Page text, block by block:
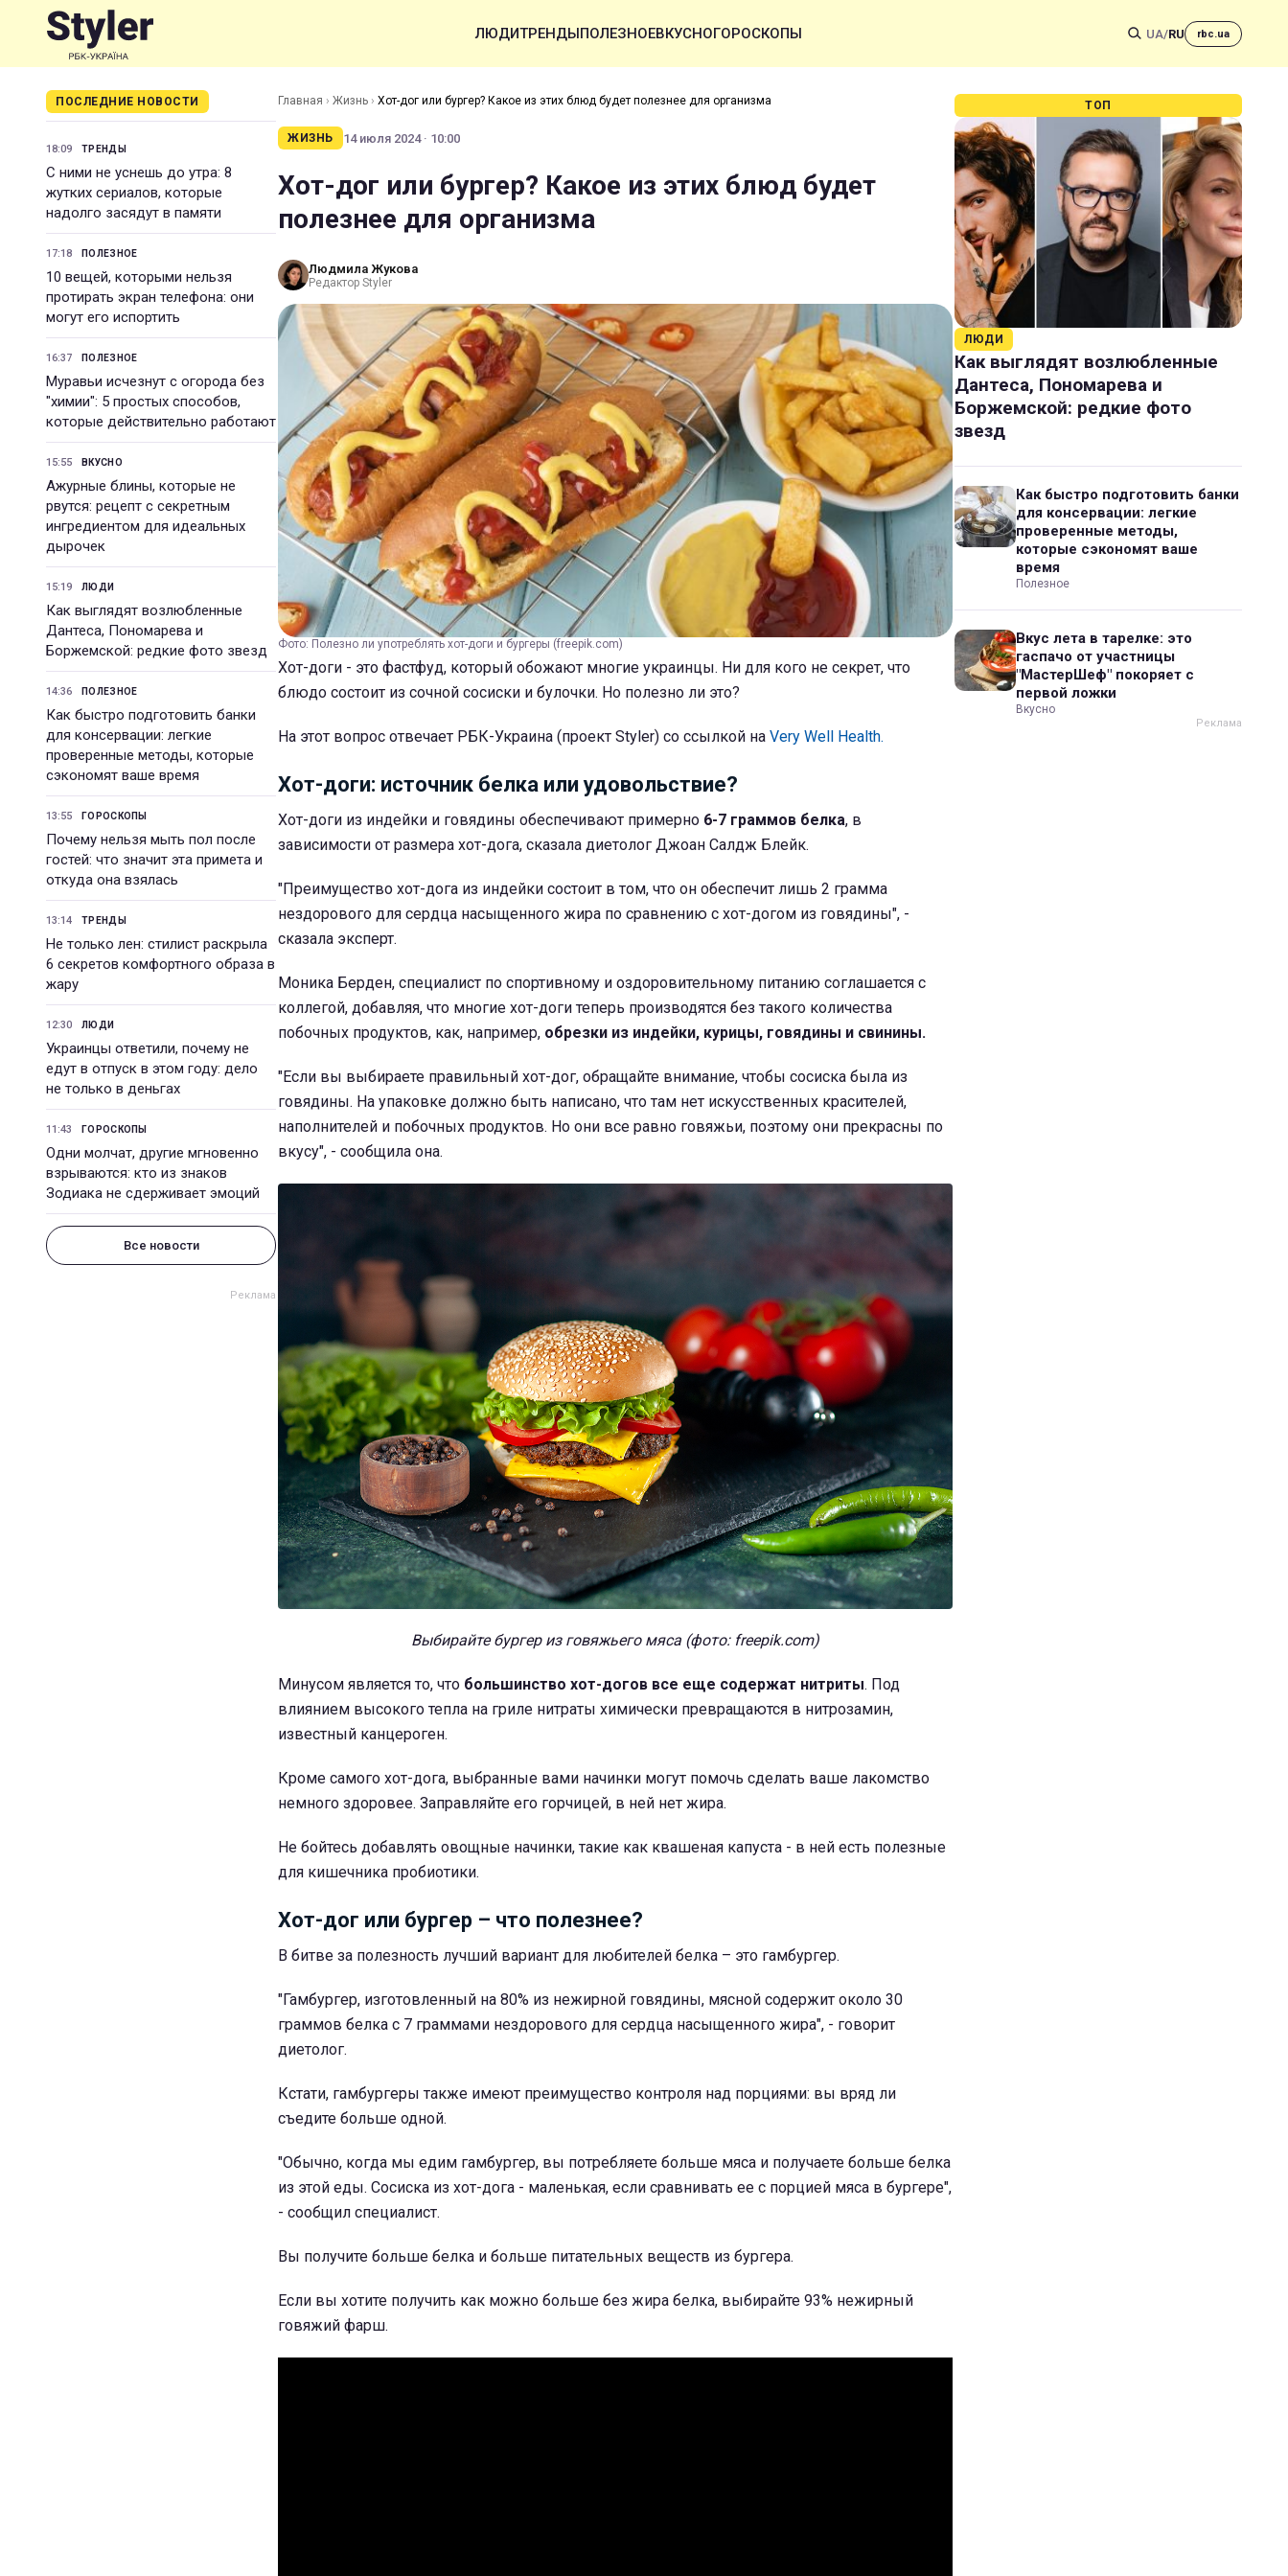
ЛЮДИТРЕНДЫПОЛЕЗНОЕВКУСНОГОРОСКОПЫ UA/RU rbc.ua
ПОСЛЕДНИЕ НОВОСТИ
18:09 ТРЕНДЫ
С ними не уснешь до утра: 8
жутких сериалов, которые
надолго засядут в памяти
17:18 ПОЛЕЗНОЕ
10 вещей, которыми нельзя
протирать экран телефона: они
могут его испортить
16:37 ПОЛЕЗНОЕ
Муравьи исчезнут с огорода без
"химии": 5 простых способов,
которые действительно работают
15:55 ВКУСНО
Ажурные блины, которые не
рвутся: рецепт с секретным
ингредиентом для идеальных
дырочек
15:19 ЛЮДИ
Как выглядят возлюбленные
Дантеса, Пономарева и
Боржемской: редкие фото звезд
14:36 ПОЛЕЗНОЕ
Как быстро подготовить банки
для консервации: легкие
проверенные методы, которые
сэкономят ваше время
13:55 ГОРОСКОПЫ
Почему нельзя мыть пол после
гостей: что значит эта примета и
откуда она взялась
13:14 ТРЕНДЫ
Не только лен: стилист раскрыла
6 секретов комфортного образа в
жару
12:30 ЛЮДИ
Украинцы ответили, почему не
едут в отпуск в этом году: дело
не только в деньгах
11:43 ГОРОСКОПЫ
Одни молчат, другие мгновенно
взрываются: кто из знаков
Зодиака не сдерживает эмоций
Все новости
Главная › Жизнь › Хот-дог или бургер? Какое из этих блюд будет полезнее для организма
ЖИЗНЬ 14 июля 2024 · 10:00
Хот-дог или бургер? Какое из этих блюд будет
полезнее для организма
Людмила Жукова
Редактор Styler
Фото: Полезно ли употреблять хот-доги и бургеры (freepik.com)
Хот-доги - это фастфуд, который обожают многие украинцы. Ни для кого не секрет, что
блюдо состоит из сочной сосиски и булочки. Но полезно ли это?
На этот вопрос отвечает РБК-Украина (проект Styler) со ссылкой на Very Well Health.
Хот-доги: источник белка или удовольствие?
Хот-доги из индейки и говядины обеспечивают примерно 6-7 граммов белка, в
зависимости от размера хот-дога, сказала диетолог Джоан Салдж Блейк.
"Преимущество хот-дога из индейки состоит в том, что он обеспечит лишь 2 грамма
нездорового для сердца насыщенного жира по сравнению с хот-догом из говядины", -
сказала эксперт.
Моника Берден, специалист по спортивному и оздоровительному питанию соглашается с
коллегой, добавляя, что многие хот-доги теперь производятся без такого количества
побочных продуктов, как, например, обрезки из индейки, курицы, говядины и свинины.
"Если вы выбираете правильный хот-дог, обращайте внимание, чтобы сосиска была из
говядины. На упаковке должно быть написано, что там нет искусственных красителей,
наполнителей и побочных продуктов. Но они все равно говяжьи, поэтому они прекрасны по
вкусу", - сообщила она.
Выбирайте бургер из говяжьего мяса (фото: freepik.com)
Минусом является то, что большинство хот-догов все еще содержат нитриты. Под
влиянием высокого тепла на гриле нитраты химически превращаются в нитрозамин,
известный канцероген.
Кроме самого хот-дога, выбранные вами начинки могут помочь сделать ваше лакомство
немного здоровее. Заправляйте его горчицей, в ней нет жира.
Не бойтесь добавлять овощные начинки, такие как квашеная капуста - в ней есть полезные
для кишечника пробиотики.
Хот-дог или бургер – что полезнее?
В битве за полезность лучший вариант для любителей белка – это гамбургер.
"Гамбургер, изготовленный на 80% из нежирной говядины, мясной содержит около 30
граммов белка с 7 граммами нездорового для сердца насыщенного жира", - говорит
диетолог.
Кстати, гамбургеры также имеют преимущество контроля над порциями: вы вряд ли
съедите больше одной.
"Обычно, когда мы едим гамбургер, вы потребляете больше мяса и получаете больше белка
из этой еды. Сосиска из хот-дога - маленькая, если сравнивать ее с порцией мяса в бургере",
- сообщил специалист.
Вы получите больше белка и больше питательных веществ из бургера.
Если вы хотите получить как можно больше без жира белка, выбирайте 93% нежирный
говяжий фарш.
ТОП
ЛЮДИ
Как выглядят возлюбленные
Дантеса, Пономарева и
Боржемской: редкие фото
звезд
Как быстро подготовить банки
для консервации: легкие
проверенные методы,
которые сэкономят ваше
время
Полезное
Вкус лета в тарелке: это
гаспачо от участницы
"МастерШеф" покоряет с
первой ложки
Вкусно